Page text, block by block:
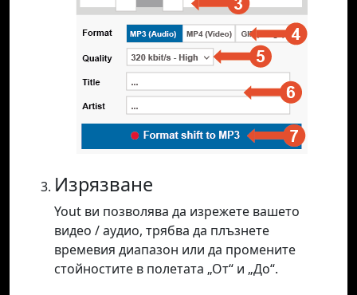
Изрязване
Yout ви позволява да изрежете вашето
видео / аудио, трябва да плъзнете
времевия диапазон или да промените
стойностите в полетата „От“ и „До“.